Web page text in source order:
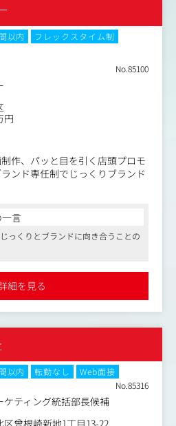
ケーション
チ など
も距離感が近く、メンバー1人1
す。
ディアでビジネスを動かしていく
アアップすることが可能です。
なく、「どうすればお客様に長
か」という視点でマーケティン
ならではの考え方も、実際のデ
けていくことができます。
ェーズに関われる
ェーズにあります。
長していくのか、その過程にマ
も、このポジションならではの
見がちゃんと届く
層やメンバーとの距離も近い環
るかも」というアイデアも
以内
フレックスタイム制
No.85100
円
作、パッと目を引く店頭プロモ
ンド専任制でじっくりブランド
むことが可能です。
品リーフレット、ノベルティ等
の立案および進行
コピー）のディレクションおよ
）ディレクション
管理、請求書処理業務など
言
っくりとブランドに向き合うことの
細を見る
以内 転勤なし
Web面接
No.85316
ケティング統括部長候補
曾根崎新地1丁目13-22